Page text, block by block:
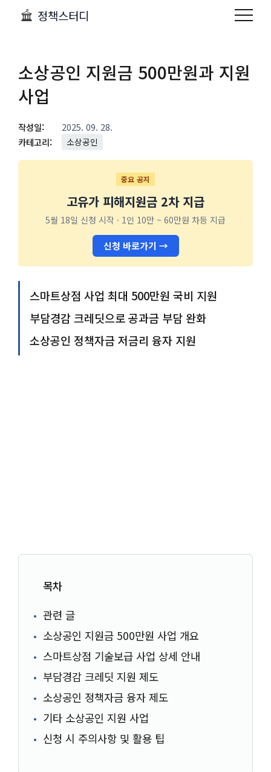
정책스터디
소상공인 지원금 500만원과 지원
사업
작성일:
2025. 09. 28.
카테고리:
소상공인
중요 공지
고유가 피해지원금 2차 지급
5월 18일 신청 시작 · 1인 10만 ~ 60만원 차등 지급
신청 바로가기 →
스마트상점 사업 최대 500만원 국비 지원
부담경감 크레딧으로 공과금 부담 완화
소상공인 정책자금 저금리 융자 지원
목차
관련 글
소상공인 지원금 500만원 사업 개요
스마트상점 기술보급 사업 상세 안내
부담경감 크레딧 지원 제도
소상공인 정책자금 융자 제도
기타 소상공인 지원 사업
신청 시 주의사항 및 활용 팁